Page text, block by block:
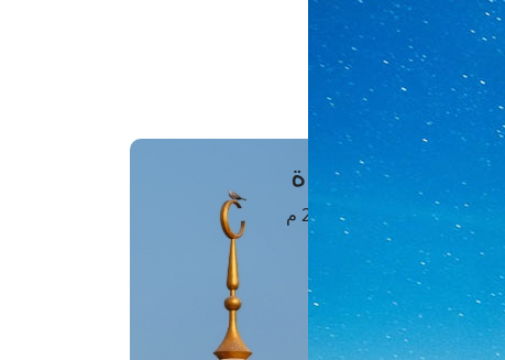
حجز موعد
الفتوى الهاتفية
مَواقِيتُ الصَّـــلاة
القاهرة · 07 أغسطس 2026 م
الفجر
الشروق
6 :17